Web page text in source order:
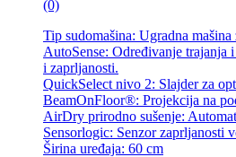
(0)
Tip sudomašina: Ugradna mašina
AutoSense: Određivanje trajanja
i zaprljanosti.
QuickSelect nivo 2: Slajder za
BeamOnFloor®: Projekcija na
AirDry prirodno sušenje:
Sensorlogic: Senzor zaprljanosti
Širina uređaja: 60 cm